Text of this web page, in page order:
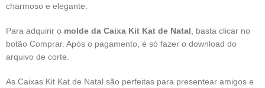
charmoso e elegante.
Para adquirir o molde da Caixa Kit Kat de Natal , basta clicar no
botão Comprar. Após o pagamento, é só fazer o download do
arquivo de corte.
As Caixas Kit Kat de Natal são perfeitas para presentear amigos e